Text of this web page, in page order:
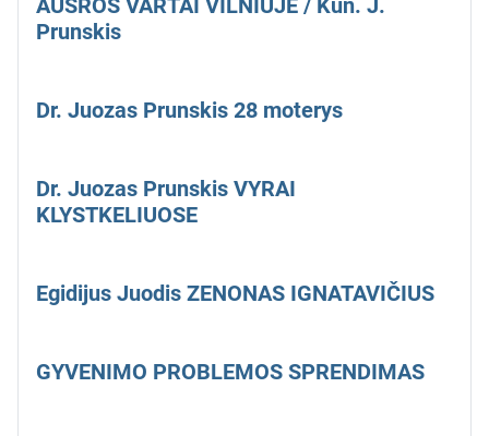
AUŠROS VARTAI VILNIUJE / Kun. J.
Prunskis
Dr. Juozas Prunskis 28 moterys
Dr. Juozas Prunskis VYRAI
KLYSTKELIUOSE
Egidijus Juodis ZENONAS IGNATAVIČIUS
GYVENIMO PROBLEMOS SPRENDIMAS